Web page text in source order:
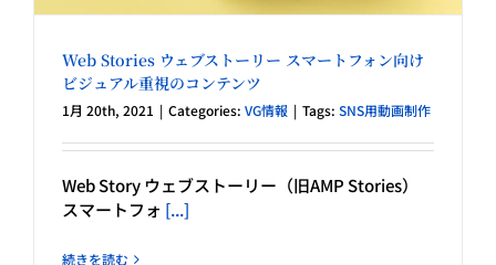
Web Stories ウェブストーリー スマートフォン向け
ビジュアル重視のコンテンツ
1月 20th, 2021 | Categories: VG情報 | Tags: SNS用動画制作
Web Story ウェブストーリー（旧AMP Stories）
スマートフォ [...]
続きを読む